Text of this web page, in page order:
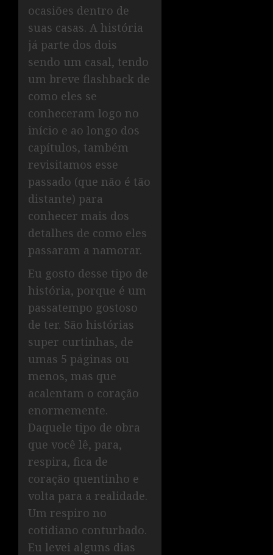
ocasiões dentro de
suas casas. A história
já parte dos dois
sendo um casal, tendo
um breve flashback de
como eles se
conheceram logo no
início e ao longo dos
capítulos, também
revisitamos esse
passado (que não é tão
distante) para
conhecer mais dos
detalhes de como eles
passaram a namorar.
Eu gosto desse tipo de
história, porque é um
passatempo gostoso
de ter. São histórias
super curtinhas, de
umas 5 páginas ou
menos, mas que
acalentam o coração
enormemente.
Daquele tipo de obra
que você lê, para,
respira, fica de
coração quentinho e
volta para a realidade.
Um respiro no
cotidiano conturbado.
Eu levei alguns dias